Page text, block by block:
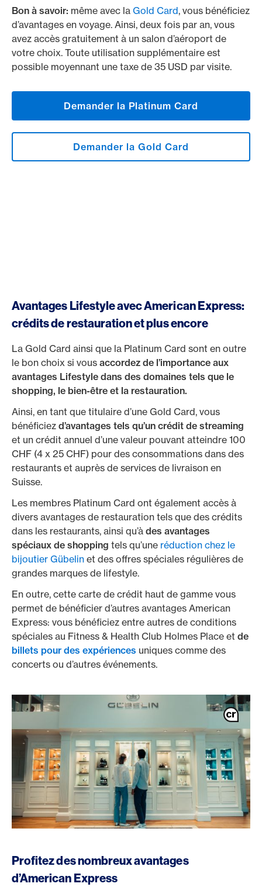
Bon à savoir: même avec la Gold Card, vous bénéficiez
d’avantages en voyage. Ainsi, deux fois par an, vous
avez accès gratuitement à un salon d’aéroport de
votre choix. Toute utilisation supplémentaire est
possible moyennant une taxe de 35 USD par visite.
Demander la Platinum Card
Demander la Gold Card
Avantages Lifestyle avec American Express:
crédits de restauration et plus encore
La Gold Card ainsi que la Platinum Card sont en outre
le bon choix si vous accordez de l’importance aux
avantages Lifestyle dans des domaines tels que le
shopping, le bien-être et la restauration.
Ainsi, en tant que titulaire d’une Gold Card, vous
bénéficiez d’avantages tels qu’un crédit de streaming
et un crédit annuel d’une valeur pouvant atteindre 100
CHF (4 x 25 CHF) pour des consommations dans des
restaurants et auprès de services de livraison en
Suisse.
Les membres Platinum Card ont également accès à
divers avantages de restauration tels que des crédits
dans les restaurants, ainsi qu’à des avantages
spéciaux de shopping tels qu’une réduction chez le
bijoutier Gübelin et des offres spéciales régulières de
grandes marques de lifestyle.
En outre, cette carte de crédit haut de gamme vous
permet de bénéficier d’autres avantages American
Express: vous bénéficiez entre autres de conditions
spéciales au Fitness & Health Club Holmes Place et de
billets pour des expériences uniques comme des
concerts ou d’autres événements.
Profitez des nombreux avantages
d’American Express